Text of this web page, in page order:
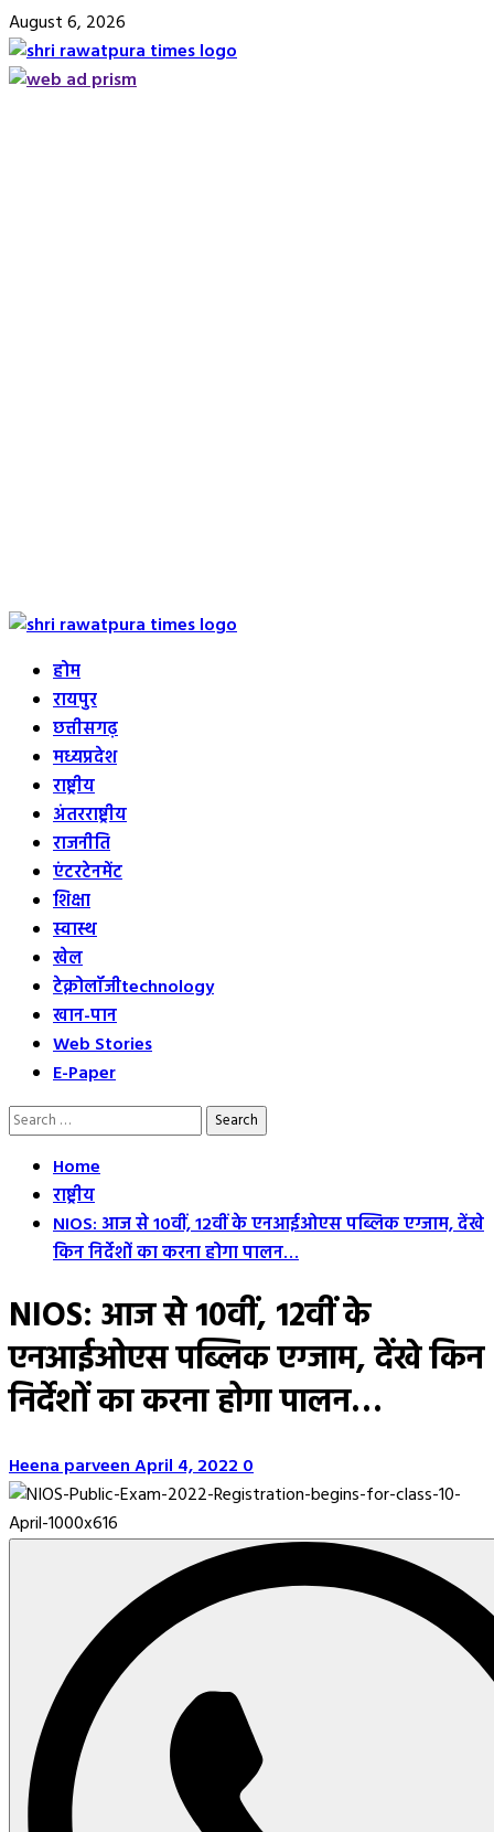
Skip
to
content
August 6, 2026
Primary
होम
रायपुर
छत्तीसगढ़
मध्यप्रदेश
राष्ट्रीय
अंतरराष्ट्रीय
राजनीति
एंटरटेनमेंट
शिक्षा
स्वास्थ
खेल
टेक्नोलॉजीtechnology
खान-पान
Web Stories
E-Paper
Search
Home
राष्ट्रीय
NIOS: आज से 10वीं, 12वीं के एनआईओएस पब्लिक एग्जाम, देंखे
किन निर्देशों का करना होगा पालन…
NIOS: आज से 10वीं, 12वीं के
एनआईओएस पब्लिक एग्जाम, देंखे किन
निर्देशों का करना होगा पालन…
Heena parveenApril 4, 20220